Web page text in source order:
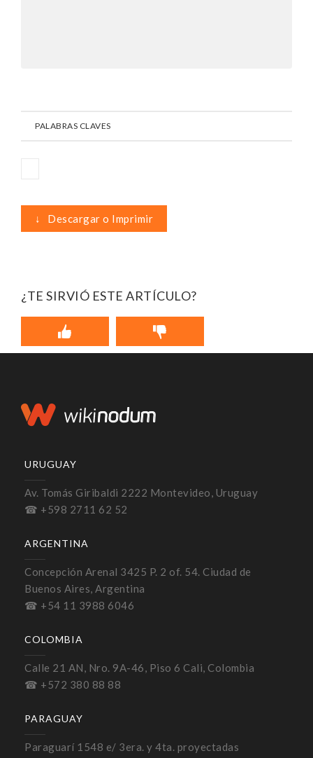
PALABRAS CLAVES
↓ Descargar o Imprimir
¿TE SIRVIÓ ESTE ARTÍCULO?
URUGUAY
Av. Tomás Giribaldi 2222 Montevideo, Uruguay
☎ +598 2711 62 52
ARGENTINA
Concepción Arenal 3425 P. 2 of. 54. Ciudad de
Buenos Aires, Argentina
☎ +54 11 3988 6046
COLOMBIA
Calle 21 AN, Nro. 9A-46, Piso 6 Cali, Colombia
☎ +572 380 88 88
PARAGUAY
Paraguarí 1548 e/ 3era. y 4ta. proyectadas